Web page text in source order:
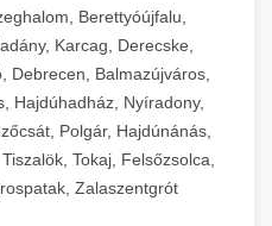
Berettyóújfalu,
Karcag, Derecske,
Debrecen, Balmazújváros,
Hajdúhadház, Nyíradony,
Polgár, Hajdúnánás,
Tokaj, Felsőzsolca,
Zalaszentgrót